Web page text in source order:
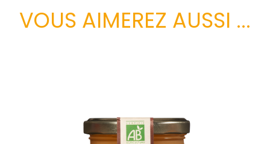
VOUS AIMEREZ AUSSI ...